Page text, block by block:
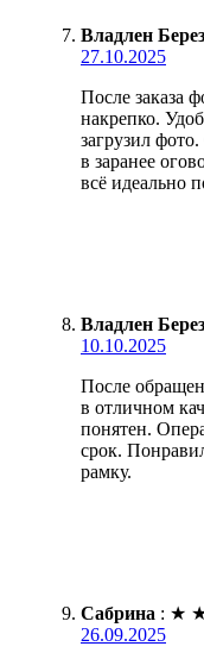
Владлен
27.10.2025
После заказа
накрепко.
загрузил
в заранее
всё идеально
Владлен
10.10.2025
После
в отличном
понятен.
срок.
рамку.
Сабрина : ★
26.09.2025